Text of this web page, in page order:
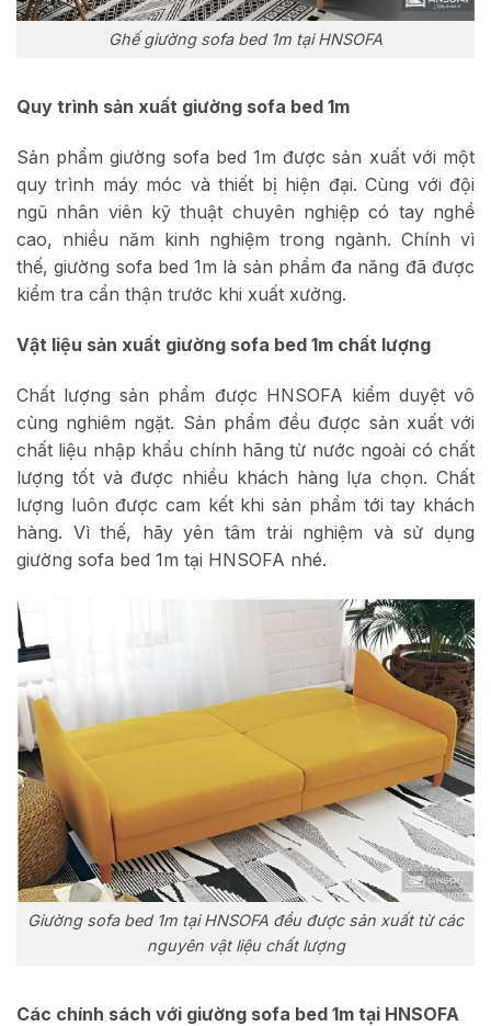
Ghế giường sofa bed 1m tại HNSOFA
Quy trình sản xuất giường sofa bed 1m
Sản phẩm giường sofa bed 1m được sản xuất với một
quy trình máy móc và thiết bị hiện đại. Cùng với đội
ngũ nhân viên kỹ thuật chuyên nghiệp có tay nghề
cao, nhiều năm kinh nghiệm trong ngành. Chính vì
thế, giường sofa bed 1m là sản phẩm đa năng đã được
kiểm tra cẩn thận trước khi xuất xưởng.
Vật liệu sản xuất giường sofa bed 1m chất lượng
Chất lượng sản phẩm được HNSOFA kiểm duyệt vô
cùng nghiêm ngặt. Sản phẩm đều được sản xuất với
chất liệu nhập khẩu chính hãng từ nước ngoài có chất
lượng tốt và được nhiều khách hàng lựa chọn. Chất
lượng luôn được cam kết khi sản phẩm tới tay khách
hàng. Vì thế, hãy yên tâm trải nghiệm và sử dụng
giường sofa bed 1m tại HNSOFA nhé.
Giường sofa bed 1m tại HNSOFA đều được sản xuất từ các
nguyên vật liệu chất lượng
Các chính sách với giường sofa bed 1m tại HNSOFA